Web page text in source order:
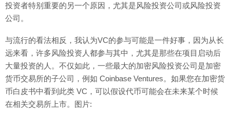
投资者特别重要的另一个原因，尤其是风险投资公司或风险投资
公司。
与流行的看法相反，我认为VC的参与可能是一件好事，因为从长
远来看，许多风险投资人都参与其中，尤其是那些在项目启动后
大量投资的人。不仅如此，一些最大的加密风险投资公司是加密
货币交易所的子公司，例如 Coinbase Ventures。如果您在加密货
币白皮书中看到此类 VC，可以假设代币可能会在未来某个时候
在相关交易所上市。图片: